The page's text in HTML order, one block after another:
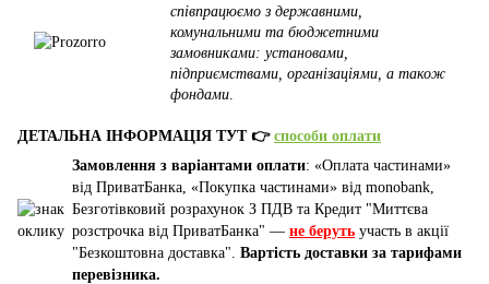
співпрацюємо з державними,
комунальними та бюджетними
замовниками: установами,
підприємствами, організаціями, а також
фондами
ДЕТАЛЬНА ІНФОРМАЦІЯ ТУТ 👉 способи оплати
Замовлення з варіантами оплати: «Оплата частинами»
від ПриватБанка, «Покупка частинами» від monobank,
Безготівковий розрахунок З ПДВ та Кредит "Миттєва
розстрочка від ПриватБанка" — не беруть участь в акції
"Безкоштовна доставка". Вартість доставки за тарифами
перевізника.